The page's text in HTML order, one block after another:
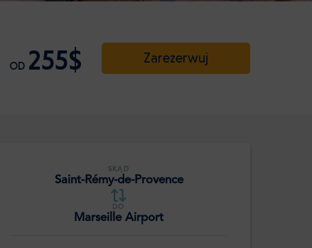
OD 255$ Zarezerwuj
SKĄD
Saint-Rémy-de-Provence
DO
Marseille Airport